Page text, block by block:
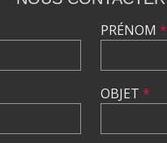
PRÉNOM *
OBJET *